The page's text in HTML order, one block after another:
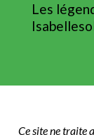
Les
Ce site ne traite